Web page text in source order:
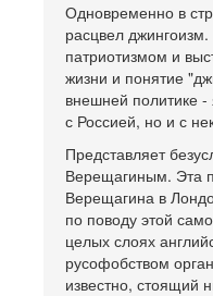
Одновременно в
расцвел
патриотизмом и
жизни и понятие
внешней политике
с Россией, но и с
Представляет
Верещагиным. Эта
Верещагина в
по поводу этой
целых слоях
русофобством
известно, стоящий